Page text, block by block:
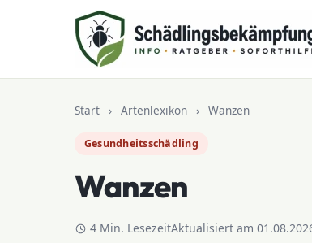
Zum Inhalt springen
Start › Artenlexikon › Wanzen
Gesundheitsschädling
Wanzen
4 Min. LesezeitAktualisiert am